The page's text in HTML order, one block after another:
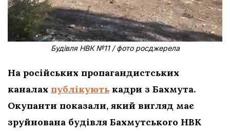
Будівля НВК №11 / фото росджерела
На російських пропагандистських
каналах публікують кадри з Бахмута.
Окупанти показали, який вигляд має
зруйнована будівля Бахмутського НВК